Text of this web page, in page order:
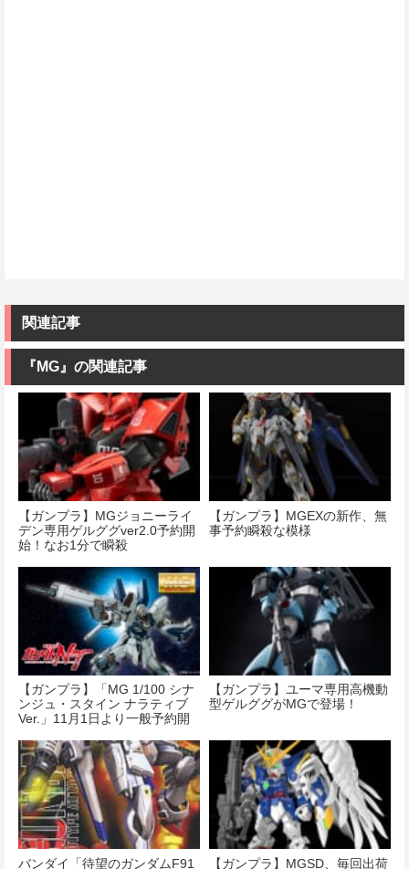
関連記事
『MG』の関連記事
【ガンプラ】MGジョニーライ
デン専用ゲルググver2.0予約開
始！なお1分で瞬殺
【ガンプラ】MGEXの新作、無
事予約瞬殺な模様
【ガンプラ】「MG 1/100 シナ
ンジュ・スタイン ナラティブ
Ver.」11月1日より一般予約開
【ガンプラ】ユーマ専用高機動
型ゲルググがMGで登場！
バンダイ「待望のガンダムF91 【ガンプラ】MGSD、毎回出荷